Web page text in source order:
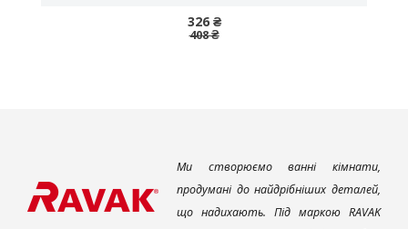
326 ₴
408 ₴
Ми створюємо ванні кімнати,
продумані до найдрібніших деталей,
що надихають. Під маркою RAVAK